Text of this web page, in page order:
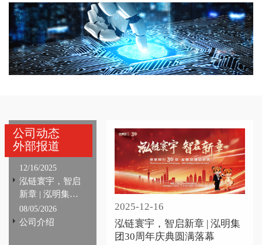
公司动态
外部报道
12/16/2025
泓链寰宇，智启
新章 | 泓明集团
30周年庆典圆满
落幕
08/05/2026
公司介绍
2025-12-16
泓链寰宇，智启新章 | 泓明集
团30周年庆典圆满落幕